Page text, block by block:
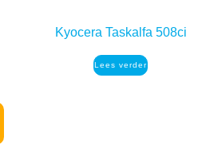
Kyocera Taskalfa 508ci
Lees verder